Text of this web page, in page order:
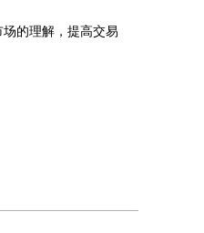
的理解，提高交易